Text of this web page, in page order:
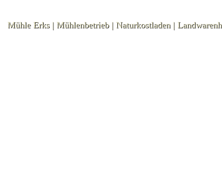
Mühle Erks | Mühlenbetrieb | Naturkostladen |